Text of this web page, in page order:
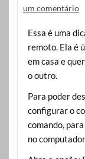
um comentário
Essa é uma
remoto. Ela é
em casa e
o outro.
Para poder
configurar o
comando,
no